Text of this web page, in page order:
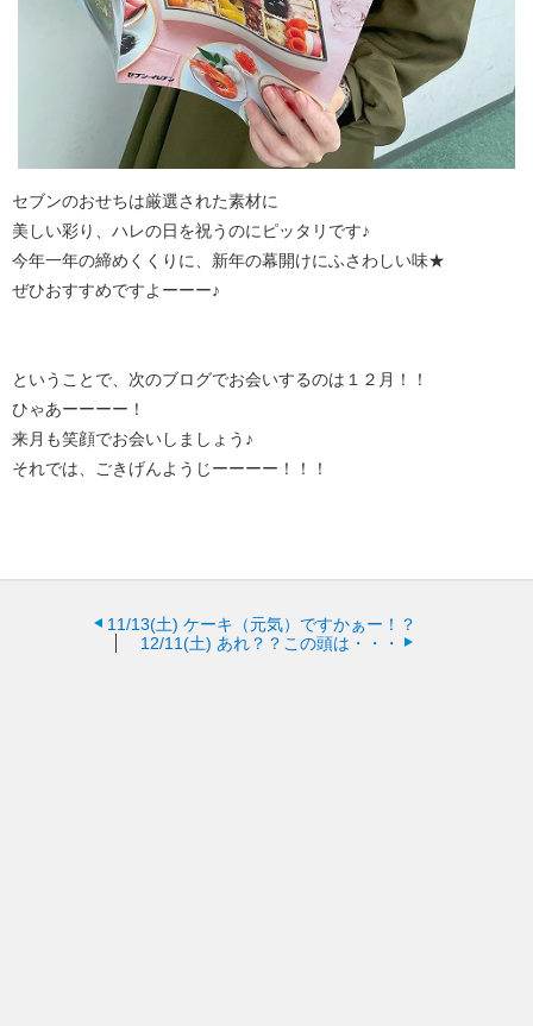
セブンのおせちは厳選された素材に
美しい彩り、ハレの日を祝うのにピッタリです♪
今年一年の締めくくりに、新年の幕開けにふさわしい味★
ぜひおすすめですよーーー♪
ということで、次のブログでお会いするのは１２月！！
ひゃあーーーー！
来月も笑顔でお会いしましょう♪
それでは、ごきげんようじーーーー！！！
11/13(土) ケーキ（元気）ですかぁー！？
12/11(土) あれ？？この頭は・・・